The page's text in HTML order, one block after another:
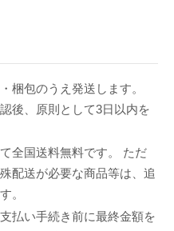
梱包のうえ発送します。
後、原則として3日以内を
全国送料無料です。 ただ
配送が必要な商品等は、追
。
払い手続き前に最終金額を